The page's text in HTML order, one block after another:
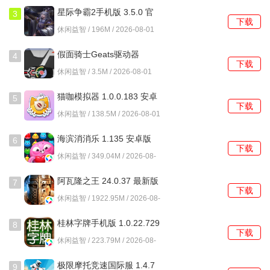
3
星际争霸2手机版 3.5.0 官
方版
休闲益智 / 196M / 2026-08-01
下载
4
假面骑士Geats驱动器
1.0.0 安卓版
休闲益智 / 3.5M / 2026-08-01
下载
5
猫咖模拟器 1.0.0.183 安卓
版
休闲益智 / 138.5M / 2026-08-01
下载
6 海滨消消乐 1.135 安卓版
休闲益智 / 349.04M / 2026-08-
下载
7 阿瓦隆之王 24.0.37 最新版
休闲益智 / 1922.95M / 2026-08-
下载
8
桂林字牌手机版 1.0.22.729
最新版
休闲益智 / 223.79M / 2026-08-
下载
9 极限摩托竞速国际服 1.4.7